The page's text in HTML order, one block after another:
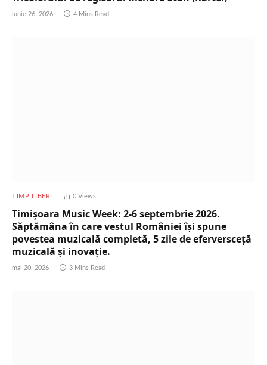
iunie 26, 2026 4 Mins Read
TIMP LIBER 0 Views
Timișoara Music Week: 2-6 septembrie 2026.
Săptămâna în care vestul României își spune
povestea muzicală completă, 5 zile de eferversceță
muzicală și inovație.
mai 20, 2026 3 Mins Read